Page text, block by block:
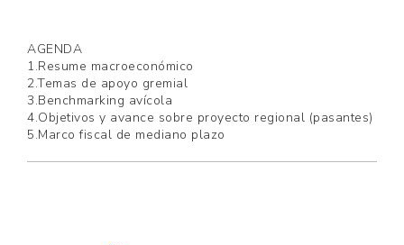
AGENDA
1.Resume macroeconómico
2.Temas de apoyo gremial
3.Benchmarking avícola
4.Objetivos y avance sobre proyecto regional (pasantes)
5.Marco fiscal de mediano plazo